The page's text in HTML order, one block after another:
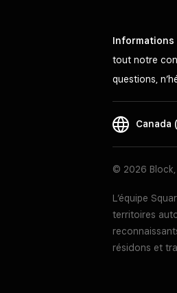
tout notre
questions,
Canada
© 2026 Block,
L’équipe
territoires
résidons et